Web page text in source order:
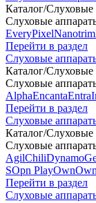
Каталог/Слуховые
Слуховые
EveryPixelNanotrim
Перейти в раздел
Слуховые
Каталог/Слуховые
Слуховые
AlphaEncantaEntra
Перейти в раздел
Слуховые
Каталог/Слуховые
Слуховые
AgilChiliDynamo
SOpn PlayOwn
Перейти в раздел
Слуховые